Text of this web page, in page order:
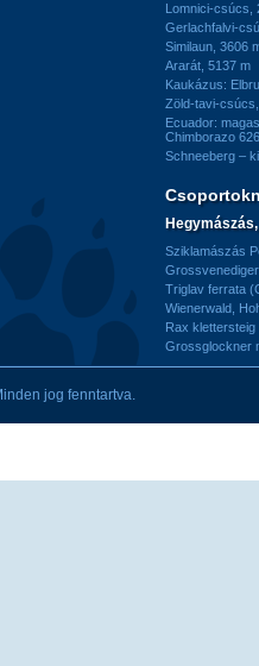
Lomnici-csúcs,
Gerlachfalvi-
Similaun, 3606
Ararát, 5137 m
Kaukázus:
Zöld-tavi-
Ecuador:
Chimborazo
Schneeberg –
Sziklamászás
Triglav ferrata
Wienerwald,
Rax
Grossglockner
jog fenntartva.